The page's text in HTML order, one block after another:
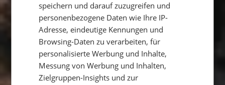
speichern und darauf zuzugreifen und
personenbezogene Daten wie Ihre IP-
Adresse, eindeutige Kennungen und
Browsing-Daten zu verarbeiten, für
personalisierte Werbung und Inhalte,
Messung von Werbung und Inhalten,
Zielgruppen-Insights und zur